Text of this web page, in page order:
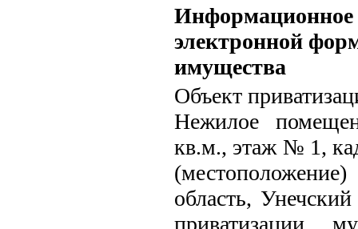
Информационное
электронной
имущества
Объект
Нежилое
кв.м., этаж № 1,
область,
приватизации